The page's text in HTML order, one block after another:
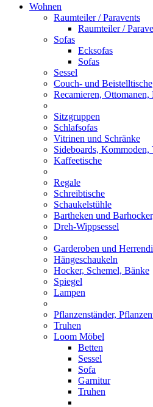
Wohnen
Raumteiler / Paravents
Raumteiler /
Sofas
Ecksofas
Sofas
Sessel
Couch- und Beistelltische
Recamieren, Ottomanen,
Sitzgruppen
Schlafsofas
Vitrinen und Schränke
Sideboards,
Kaffeetische
Regale
Schreibtische
Schaukelstühle
Bartheken und
Dreh-Wippsessel
Garderoben und
Hängeschaukeln
Hocker, Schemel, Bänke
Spiegel
Lampen
Pflanzenständer,
Truhen
Loom Möbel
Betten
Sessel
Sofa
Garnitur
Truhen